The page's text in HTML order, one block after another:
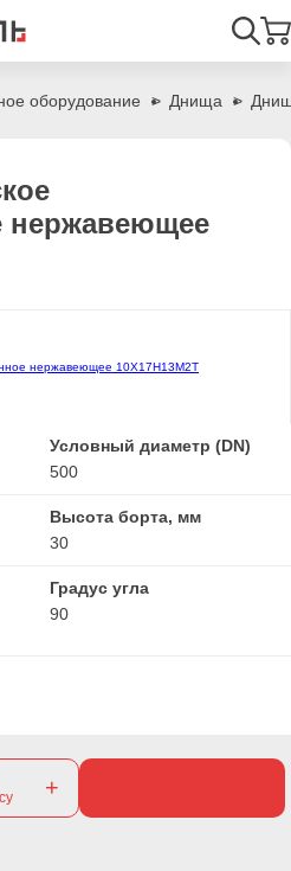
оборудование Днища
нержавеющее
Условный диаметр (DN)
500
Высота борта, мм
30
Градус угла
90
+